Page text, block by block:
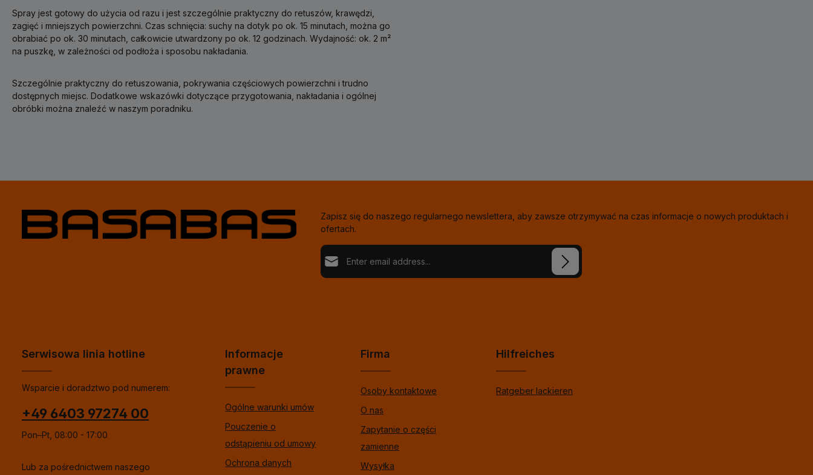
Spray jest gotowy do użycia od razu i jest szczególnie praktyczny do retuszów, krawędzi,
zagięć i mniejszych powierzchni. Czas schnięcia: suchy na dotyk po ok. 15 minutach, można go
obrabiać po ok. 30 minutach, całkowicie utwardzony po ok. 12 godzinach. Wydajność: ok. 2 m²
na puszkę, w zależności od podłoża i sposobu nakładania.
Szczególnie praktyczny do retuszowania, pokrywania częściowych powierzchni i trudno
dostępnych miejsc. Dodatkowe wskazówki dotyczące przygotowania, nakładania i ogólnej
obróbki można znaleźć w naszym poradniku.
Zapisz się do naszego regularnego newslettera, aby zawsze otrzymywać na czas informacje o nowych produktach i
ofertach.
Adres e-mail*
Serwisowa linia hotline
Wsparcie i doradztwo pod numerem:
+49 6403 97274 00
Pon–Pt, 08:00 - 17:00
Lub za pośrednictwem naszego
Informacje
prawne
Ogólne warunki umów
Pouczenie o
odstąpieniu od umowy
Ochrona danych
Firma
Osoby kontaktowe
O nas
Zapytanie o części
zamienne
Wysyłka
Hilfreiches
Ratgeber lackieren